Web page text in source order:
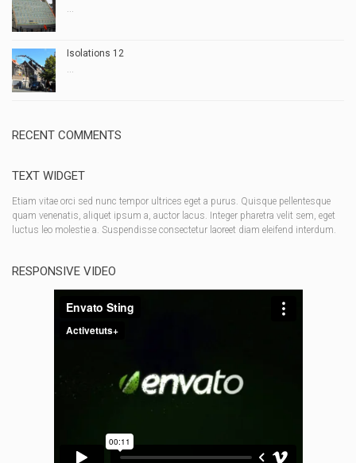
...
Isolations 12
...
RECENT COMMENTS
TEXT WIDGET
Etiam vitae orci sed nunc tempor ultrices eget a purus. Quisque pellentesque
quam venenatis, aliquet ipsum a, auctor lacus. Integer pharetra velit sem, eget
luctus leo molestie a. Suspendisse consectetur laoreet diam eleifend interdum.
RESPONSIVE VIDEO